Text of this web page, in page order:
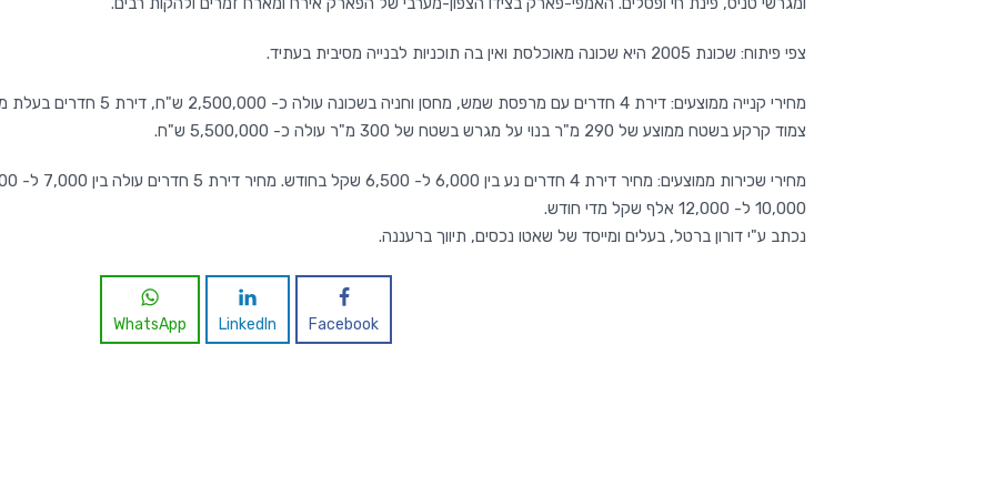
צפי פיתוח: שכונת 2005 היא שכונה מאוכלסת ואין בה תוכניות לבנייה מסיבית בעתיד.
צמוד קרקע בשטח ממוצע של 290 מ"ר בנוי על מגרש בשטח של 300 מ"ר עולה כ- 5,500,000 ש"ח.
10,000 ל- 12,000 אלף שקל מדי חודש.
נכתב ע"י דורון ברטל, בעלים ומייסד של שאטו נכסים, תיווך ברעננה.
Facebook
LinkedIn
WhatsApp